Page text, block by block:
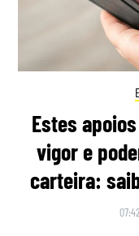
Estes
vigor e
carteira: